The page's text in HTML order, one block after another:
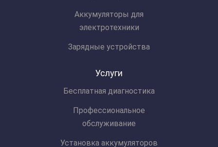
Аккумуляторы для
электротехники
Зарядные устройства
Услуги
Бесплатная диагностика
Профессиональное
обслуживание
Установка аккумуляторов